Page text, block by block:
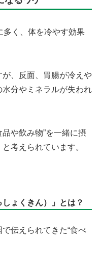
多く、体を冷やす効果
、反面、胃腸が冷えや
分やミネラルが失われ
や飲み物”を一緒に摂
考えられています。
ょくきん）」とは？
伝えられてきた“食べ